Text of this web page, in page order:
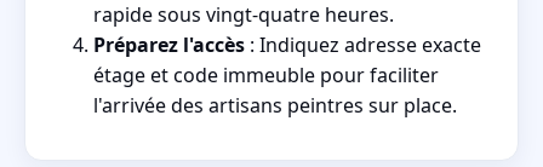
rapide sous vingt-quatre heures.
Préparez l'accès : Indiquez adresse exacte
étage et code immeuble pour faciliter
l'arrivée des artisans peintres sur place.